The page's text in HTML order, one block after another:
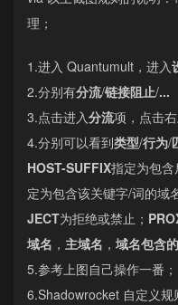
理；
1.进入 Quantumult，进入
2.分别有分流/链接阻止/...
3.点击进入分流项，点击
4.分别可以看到类型/行为/
HOST-SUFFIX指定为包含
定为包含该关键字/词的域
JECT为拒绝或禁止；
域名 ， 主域名 ， 域名包含
5.参考上图自己操作一番；
6.Shadowrocket 自定义规